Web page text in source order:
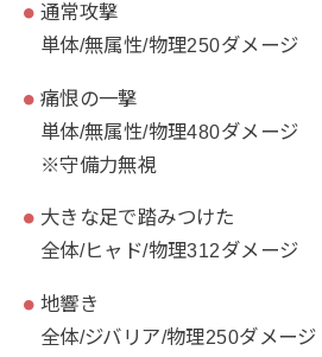
通常攻撃
単体/無属性/物理250ダメージ
痛恨の一撃
単体/無属性/物理480ダメージ
※守備力無視
大きな足で踏みつけた
全体/ヒャド/物理312ダメージ
地響き
全体/ジバリア/物理250ダメージ